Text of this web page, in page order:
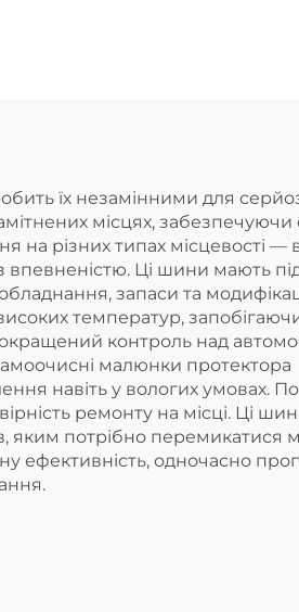
їх незамінними для
місцях, забезпечуючи
на різних типах місцевості —
впевненістю. Ці шини мають
запаси та
температур,
контроль над
малюнки протектора
навіть у вологих умовах.
ремонту на місці. Ці
яким потрібно перемикатися
ефективність, одночасно